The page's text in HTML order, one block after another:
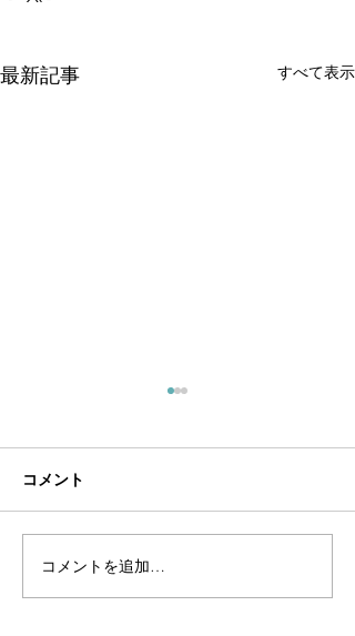
最新記事 すべて表示
真実のサステナビリティ
とは -「ヴィンテージ」
コメント
コメントを追加…